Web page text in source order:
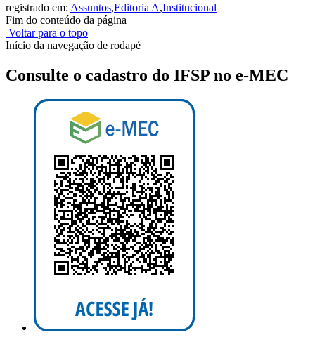
registrado em: Assuntos,Editoria A,Institucional
Fim do conteúdo da página
Voltar para o topo
Início da navegação de rodapé
Consulte o cadastro do IFSP no e-MEC